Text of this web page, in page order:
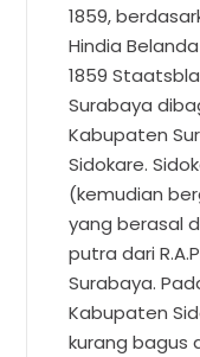
1859,
Hindia
1859
Surabaya
Kabupaten
Sidokare.
(kemudian
yang berasal
putra dari
Surabaya.
Kabupaten
kurang bagus